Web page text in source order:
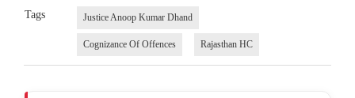
Tags Justice Anoop Kumar Dhand
Cognizance Of Offences Rajasthan HC